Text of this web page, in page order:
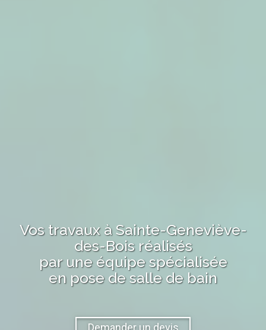
Vos travaux à Sainte-Geneviève-
des-Boisréalisés
par une équipe spécialisée
en pose de salle de bain
Demander un devis